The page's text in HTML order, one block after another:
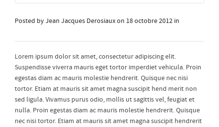
Posted byJean Jacques Derosiauxon 18 octobre 2012 in
Lorem ipsum dolor sit amet, consectetur adipiscing elit.
Suspendisse viverra mauris eget tortor imperdiet vehicula. Proin
egestas diam ac mauris molestie hendrerit. Quisque nec nisi
tortor. Etiam at mauris sit amet magna suscipit hend merit non
sed ligula. Vivamus purus odio, mollis ut sagittis vel, feugiat et
nulla. Proin egestas diam ac mauris molestie hendrerit. Quisque
nec nisi tortor. Etiam at mauris sit amet magna suscipit hendrerit